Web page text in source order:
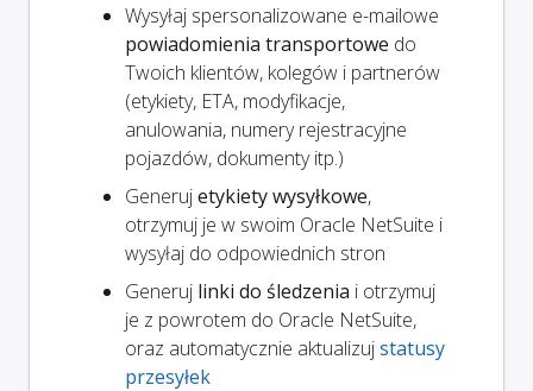
Wysyłaj spersonalizowane e-mailowe
powiadomienia transportowe do
Twoich klientów, kolegów i partnerów
(etykiety, ETA, modyfikacje,
anulowania, numery rejestracyjne
pojazdów, dokumenty itp.)
Generujetykiety wysyłkowe,
otrzymuj je w swoim Oracle NetSuite i
wysyłaj do odpowiednich stron
Generuj linki do śledzenia i otrzymuj
je z powrotem do Oracle NetSuite,
oraz automatycznie aktualizujstatusy
przesyłek